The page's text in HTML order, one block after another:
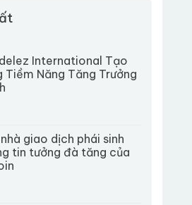
International Tạo
Tiềm Năng Tăng Trưởng
giao dịch phái sinh
tin tưởng đà tăng của